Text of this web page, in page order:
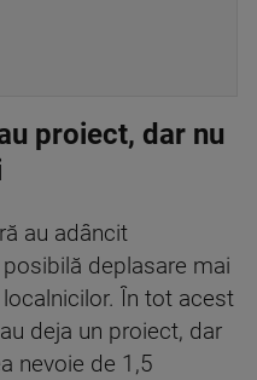
proiect, dar nu
au adâncit
deplasare mai
În tot acest
deja un proiect, dar
nevoie de 1,5